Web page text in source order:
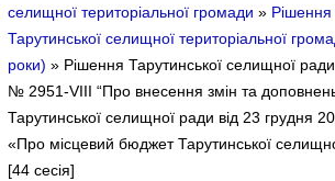
селищної територіальної громади»
Тарутинської селищної територіальної
роки)» Рішення Тарутинської селищної
№ 2951-VIII “Про внесення змін та
Тарутинської селищної ради від 23 грудня
«Про місцевий бюджет Тарутинської
[44 сесія]